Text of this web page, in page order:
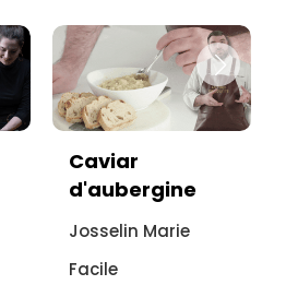
Marie
sans
recette
italienne à